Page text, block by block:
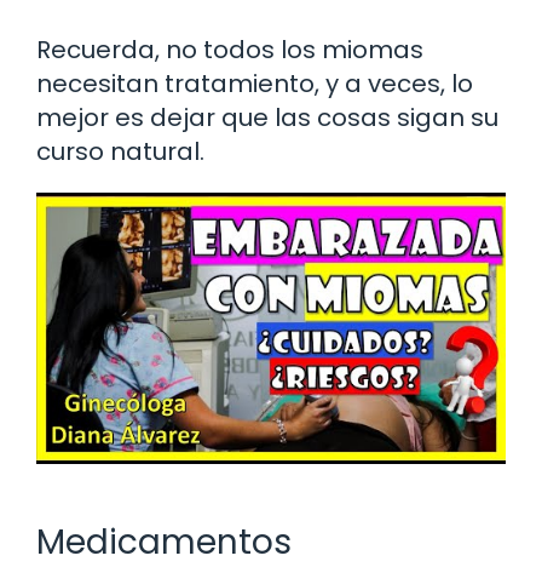
Recuerda, no todos los miomas
necesitan tratamiento, y a veces, lo
mejor es dejar que las cosas sigan su
curso natural.
Medicamentos